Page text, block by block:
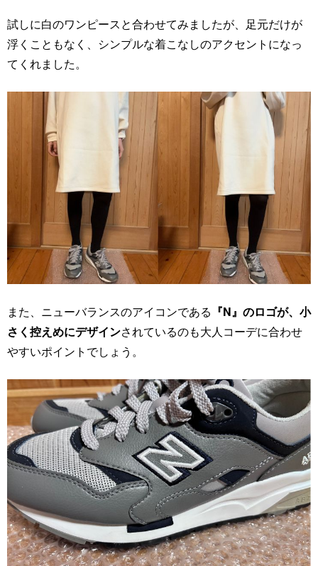
試しに白のワンピースと合わせてみましたが、足元だけが
浮くこともなく、シンプルな着こなしのアクセントになっ
てくれました。
また、ニューバランスのアイコンである 『N』のロゴが、小
さく控えめにデザインされているのも大人コーデに合わせ
やすいポイントでしょう。